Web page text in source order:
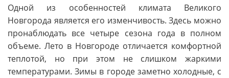
Одной из особенностей климата Великого
Новгорода является его изменчивость. Здесь можно
пронаблюдать все четыре сезона года в полном
объеме. Лето в Новгороде отличается комфортной
теплотой, но при этом не слишком жаркими
температурами. Зимы в городе заметно холодные, с